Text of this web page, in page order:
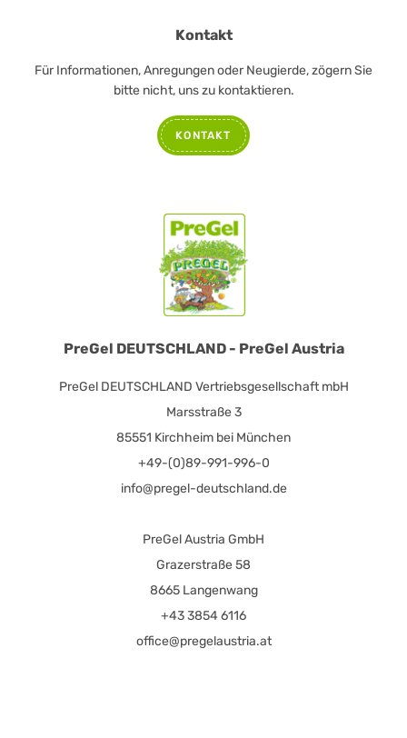
PreGel DEUTSCHLAND - PreGel Austria
PreGel DEUTSCHLAND Vertriebsgesellschaft mbH
Marsstraße 3
85551 Kirchheim bei München
+49-(0)89-991-996-0
info@pregel-deutschland.de
PreGel Austria GmbH
Grazerstraße 58
8665 Langenwang
+43 3854 6116
office@pregelaustria.at
Kontakt
Für Informationen, Anregungen oder Neugierde, zögern Sie
bitte nicht, uns zu kontaktieren.
KONTAKT